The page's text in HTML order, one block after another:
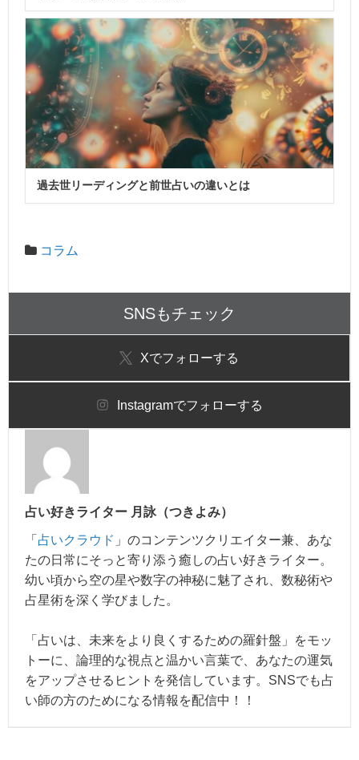
過去世リーディングと前世占いの違いとは
コラム
SNSもチェック
Xでフォローする
Instagramでフォローする
占い好きライター 月詠（つきよみ）
「 占いクラウド 」のコンテンツクリエイター兼、あな
たの日常にそっと寄り添う癒しの占い好きライター。
幼い頃から空の星や数字の神秘に魅了され、数秘術や
占星術を深く学びました。
「占いは、未来をより良くするための羅針盤」をモッ
トーに、論理的な視点と温かい言葉で、あなたの運気
をアップさせるヒントを発信しています。SNSでも占
い師の方のためになる情報を配信中！！